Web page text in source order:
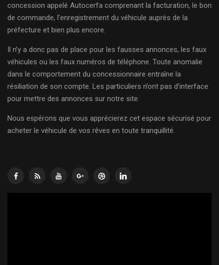
concession appelé Autocerfa comprenant la facturation, le bon
de commande, l’enregistrement du véhicule auprès de la
préfecture et bien plus encore.
Il n’y a donc pas de place pour les fausses annonces, les faux
véhicules ou les faux numéros de téléphone. Toute anomalie
dans le comportement du concessionnaire entraîne la
résiliation de son compte. Les particuliers n’ont pas d’interface
pour mettre des annonces sur notre site.
Nous espérons que vous apprécierez cet espace sécurisé pour
acheter le véhicule de vos rêves en toute tranquillité.